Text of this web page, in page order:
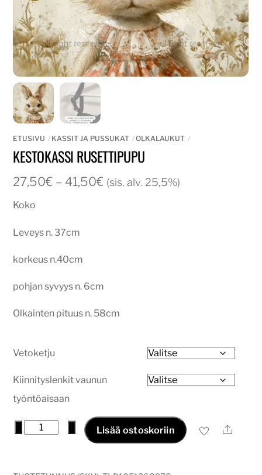
ETUSIVU KASSIT JA PUSSUKAT OLKALAUKUT
KESTOKASSI RUSETTIPUPU
27,50€ – 41,50€ Hintaluokka:
(sis. alv. 25,5%)
Koko
Leveys n. 37cm
korkeus n.40cm
pohjan syvyys n. 6cm
Olkainten pituus n. 58cm
Vetoketju
Kiinnityslenkit vaunun
työntöaisaan
Kestokassi
Lisää ostoskoriin Ale